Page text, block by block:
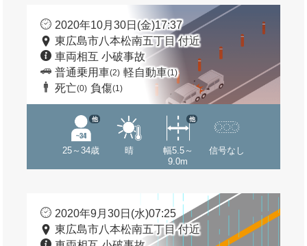
2020年10月30日(金)17:37
東広島市八本松南五丁目 付近
車両相互 小破事故
普通乗用車(2) 軽自動車(1)
死亡(0) 負傷(1)
25～34歳
他
晴
幅5.5～
9.0m
他
信号なし
2020年9月30日(水)07:25
東広島市八本松南五丁目 付近